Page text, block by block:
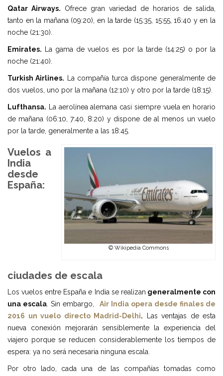
Qatar Airways. Ofrece gran variedad de horarios de salida,
tanto en la mañana (09:20), en la tarde (15:35, 15:55, 16:40 y en la
noche (21:30).
Emirates. La gama de vuelos es por la tarde (14:25) o por la
noche (21:40).
Turkish Airlines. La compañía turca dispone generalmente de
dos vuelos, uno por la mañana (12:10) y otro por la tarde (18:15).
Lufthansa. La aerolínea alemana casi siempre vuela en horario
de mañana (06:10, 7:40, 8:20) y dispone de al menos un vuelo
por la tarde, generalmente a las 18:45.
© Wikipedia Commons
Vuelos a
India
desde
España:
ciudades de escala
Los vuelos entre España e India se realizan generalmente con
una escala. Sin embargo, Air India opera desde finales de
2016 un vuelo directo Madrid-Delhi. Las ventajas de esta
nueva conexión mejorarán sensiblemente la experiencia del
viajero porque se reducen considerablemente los tiempos de
espera: ya no será necesaria ninguna escala.
Por otro lado, cada una de las compañías tomadas como